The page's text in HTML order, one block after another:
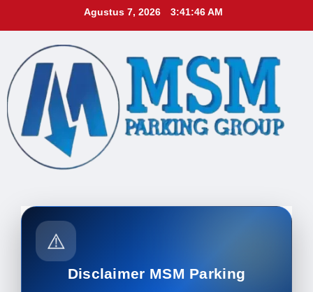
Agustus 7, 2026 3:41:48 AM
⚠️
Disclaimer MSM Parking